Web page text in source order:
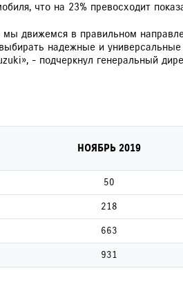
что на 23% превосходит
движемся в правильном
надежные и
- подчеркнул генеральный
НОЯБРЬ 2019
50
218
663
931